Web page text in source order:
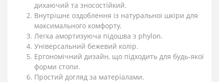
дихаючий та зносостійкий.
Внутрішнє оздоблення із натуральної шкіри для
максимального комфорту.
Легка амортизуюча підошва з phylon.
Універсальний бежевий колір.
Ергономічний дизайн, що підходить для будь-якої
форми стопи.
Простий догляд за матеріалами.